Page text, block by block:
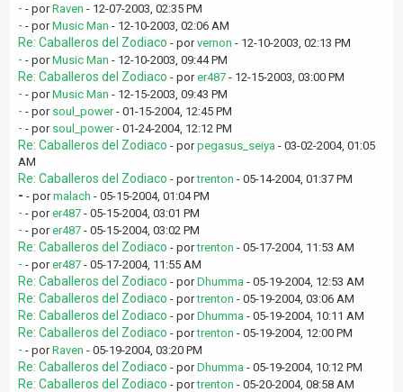
- - porRaven - 12-07-2003, 02:35 PM
- - porMusic Man - 12-10-2003, 02:06 AM
Re: Caballeros del Zodiaco - porvernon - 12-10-2003, 02:13 PM
- - porMusic Man - 12-10-2003, 09:44 PM
Re: Caballeros del Zodiaco - porer487 - 12-15-2003, 03:00 PM
- - porMusic Man - 12-15-2003, 09:43 PM
- - por soul_power- 01-15-2004, 12:45 PM
- - por soul_power- 01-24-2004, 12:12 PM
Re: Caballeros del Zodiaco - porpegasus_seiya - 03-02-2004, 01:05
AM
Re: Caballeros del Zodiaco - portrenton - 05-14-2004, 01:37 PM
- - pormalach - 05-15-2004, 01:04 PM
- - porer487 - 05-15-2004, 03:01 PM
- - porer487 - 05-15-2004, 03:02 PM
Re: Caballeros del Zodiaco - portrenton - 05-17-2004, 11:53 AM
- - porer487 - 05-17-2004, 11:55 AM
Re: Caballeros del Zodiaco - porDhumma - 05-19-2004, 12:53 AM
Re: Caballeros del Zodiaco - portrenton - 05-19-2004, 03:06 AM
Re: Caballeros del Zodiaco - porDhumma - 05-19-2004, 10:11 AM
Re: Caballeros del Zodiaco - portrenton - 05-19-2004, 12:00 PM
- - porRaven - 05-19-2004, 03:20 PM
Re: Caballeros del Zodiaco - porDhumma - 05-19-2004, 10:12 PM
Re: Caballeros del Zodiaco - portrenton - 05-20-2004, 08:58 AM